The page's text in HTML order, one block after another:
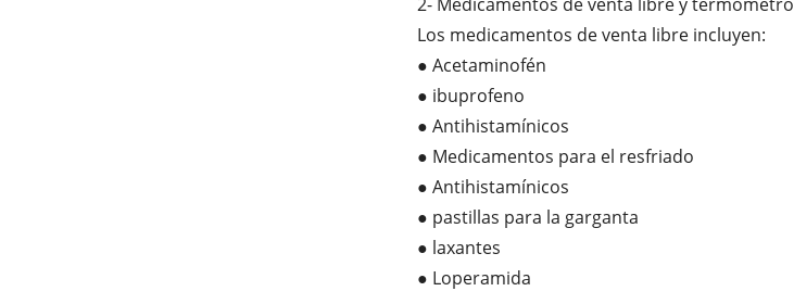
Los medicamentos de venta libre incluyen:
● Acetaminofén
● ibuprofeno
● Antihistamínicos
● Medicamentos para el resfriado
● Antihistamínicos
● pastillas para la garganta
● laxantes
● Loperamida